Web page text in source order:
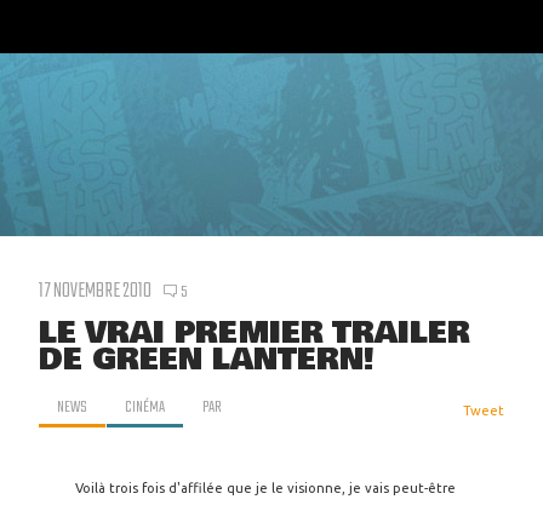
17 NOVEMBRE 2010 5
LE VRAI PREMIER TRAILER
DE GREEN LANTERN!
NEWS CINÉMA PAR Tweet
Voilà trois fois d'affilée que je le visionne, je vais peut-être